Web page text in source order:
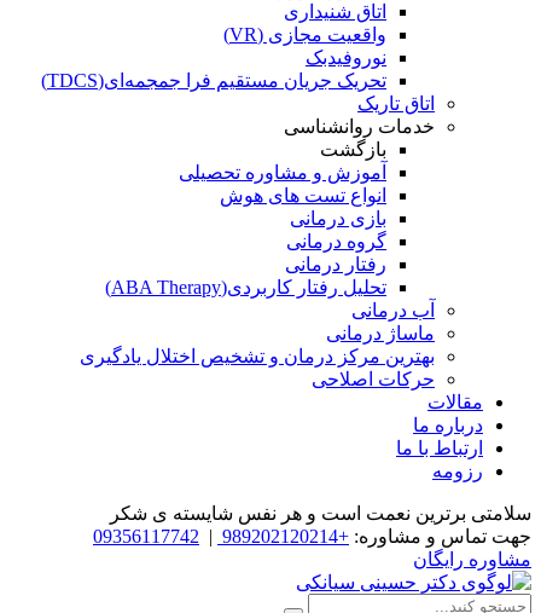
اتاق شنیداری
واقعیت مجازی (VR)
نوروفیدبک
تحریک جریان مستقیم فرا جمجمه‌ای(TDCS)
اتاق تاریک
خدمات روانشناسی
بازگشت
آموزش و مشاوره تحصیلی
انواع تست های هوش
بازی درمانی
گروه درمانی
رفتار درمانی
تحلیل رفتار کاربردی(ABA Therapy)
آب درمانی
ماساژ درمانی
بهترین مرکز درمان و تشخیص اختلال یادگیری
حرکات اصلاحی
مقالات
درباره ما
ارتباط با ما
رزومه
سلامتی برترین نعمت است و هر نفس شایسته­ ی شکر
جهت تماس و مشاوره: +989202120214
|
09356117742
مشاوره رایگان